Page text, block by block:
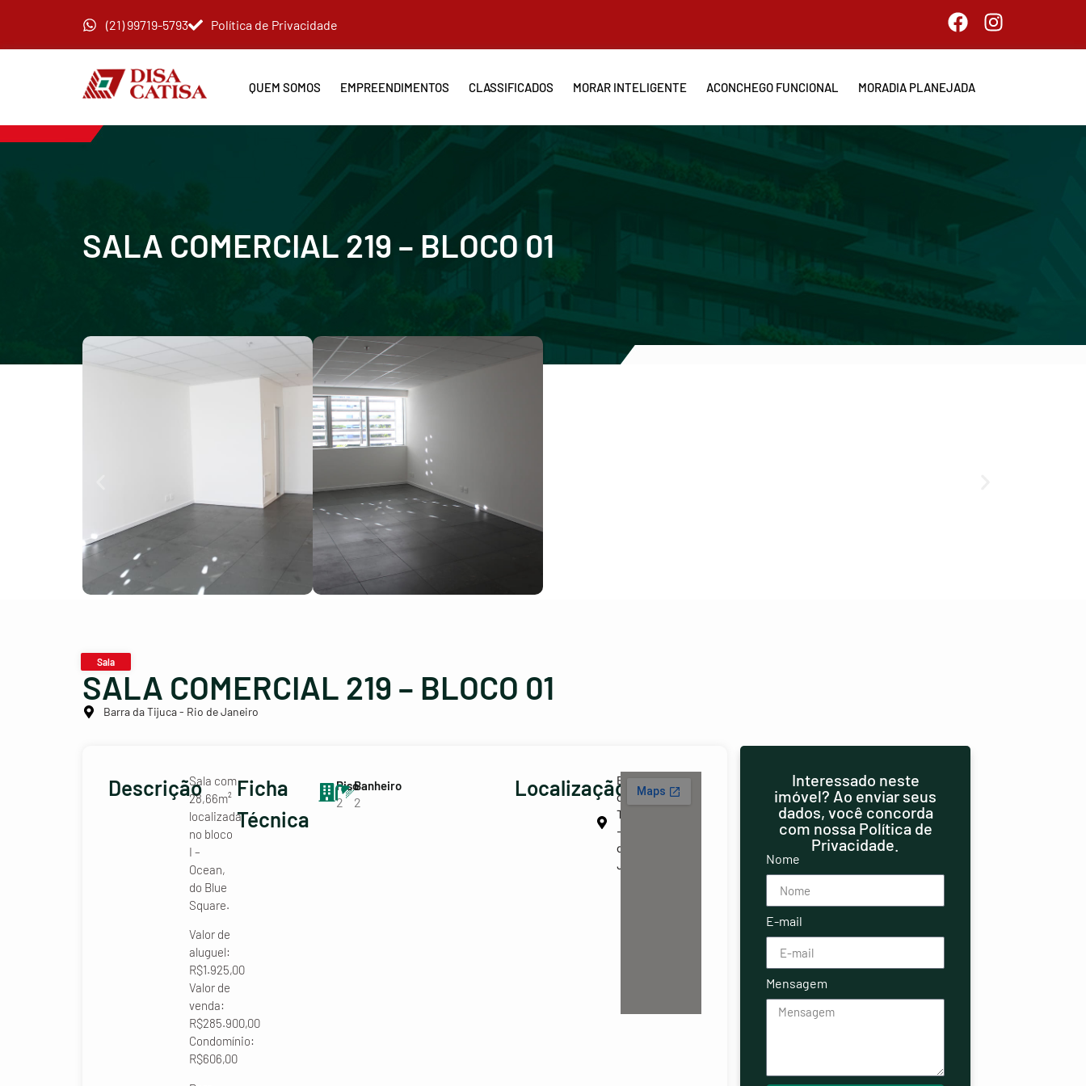
(21) 99719-5793 Política de Privacidade
QUEM SOMOS EMPREENDIMENTOS CLASSIFICADOS MORAR INTELIGENTE ACONCHEGO FUNCIONAL MORADIA PLANEJADA
SALA COMERCIAL 219 – BLOCO 01
Sala
SALA COMERCIAL 219 – BLOCO 01
Barra da Tijuca - Rio de Janeiro
DescriçãoSala com
28,66m²
localizada
no bloco
I –
Ocean,
do Blue
Square.
Valor de
aluguel:
R$1.925,00
Valor de
venda:
R$285.900,00
Condomínio:
R$606,00
Ficha
Técnica
Piso
2
Banheiro
2
LocalizaçãoBarra
da
Tijuca
- Rio
de
Janeiro
Interessado neste
imóvel? Ao enviar seus
dados, você concorda
com nossa Política de
Privacidade.
Nome
E-mail
Mensagem